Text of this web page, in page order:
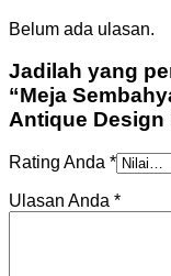
Belum ada ulasan.
Jadilah yang
“Meja
Antique Design
Rating Anda *
Ulasan Anda *